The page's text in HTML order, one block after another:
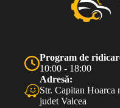
Program de
10:00 - 18:00
Adresă:
Str. Capitan Hoarca
judet Valcea